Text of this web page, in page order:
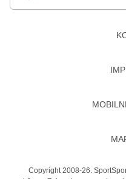
Copyright 2008-26.